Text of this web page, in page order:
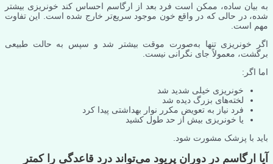
به بیان ساده، ممکن است فرد بعد از ارگاسم احساس کند خونریزی بیشتر
شده، در حالی که در واقع خون موجود سریع‌تر خارج شده است. این تفاوت
مهم است.
اگر خونریزی تنها به‌صورت موقت بیشتر شد و سپس به حالت طبیعی
برگشت، معمولاً جای نگرانی نیست.
اما اگر:
خونریزی خیلی شدید شد
لخته‌های بزرگ دیده شد
فرد نیاز به تعویض مکرر نوار بهداشتی پیدا کرد
یا خونریزی بیش از حد طول کشید
باید با پزشک مشورت شود.
آیا ارگاسم در دوران پریود می‌تواند درد قاعدگی را کمتر